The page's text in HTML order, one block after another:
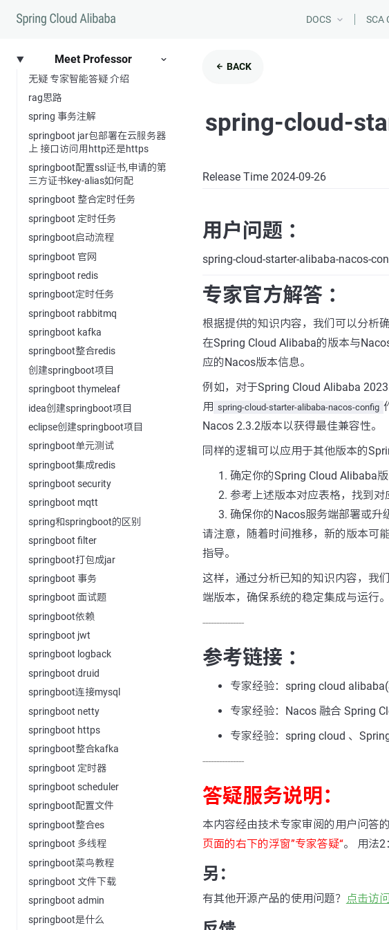
DOCS SCA
Meet Professor
无疑 专家智能答疑 介绍
rag思路
spring 事务注解
springboot jar包部署在云服务器
上 接口访问用http还是https
springboot配置ssl证书,申请的第
三方证书key-alias如何配
springboot 整合定时任务
springboot 定时任务
springboot启动流程
springboot 官网
springboot redis
springboot定时任务
springboot rabbitmq
springboot kafka
springboot整合redis
创建springboot项目
springboot thymeleaf
idea创建springboot项目
eclipse创建springboot项目
springboot单元测试
springboot集成redis
springboot security
springboot mqtt
spring和springboot的区别
springboot filter
springboot打包成jar
springboot 事务
springboot 面试题
springboot依赖
springboot jwt
springboot logback
springboot druid
springboot连接mysql
springboot netty
springboot https
springboot整合kafka
springboot 定时器
springboot scheduler
springboot配置文件
springboot整合es
springboot 多线程
springboot菜鸟教程
springboot 文件下载
springboot admin
springboot是什么
BACK
spring-cloud-
Release Time 2024-09-26
用户问题 ：
spring-cloud-starter-alibaba-nacos-
专家官方解答 ：
根据提供的知识内容，我们可以分析
在Spring Cloud Alibaba的版本与
应的Nacos版本信息。
例如，对于Spring Cloud Alibaba
用 spring-cloud-starter-alibaba-nacos-config
Nacos 2.3.2版本以获得最佳兼容性。
同样的逻辑可以应用于其他版本的
确定你的Spring Cloud Alibaba
参考上述版本对应表格，找到对
确保你的Nacos服务端部署或升
请注意，随着时间推移，新的版本可
指导。
这样，通过分析已知的知识内容，我
端版本，确保系统的稳定集成与运行。
---------------
参考链接 ：
专家经验：spring cloud
专家经验：Nacos 融合 Spring
专家经验：spring cloud 、
---------------
答疑服务说明：
本内容经由技术专家审阅的用户问答
页面的右下的浮窗”专家答疑“。 用法2
另：
有其他开源产品的使用问题？ 点击访